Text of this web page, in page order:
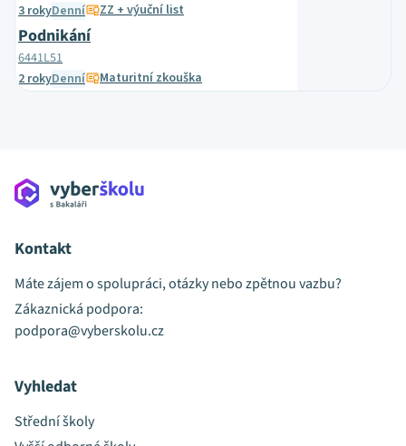
3 rokyDenní ZZ + výuční list
Podnikání
6441L51
2 rokyDenní Maturitní zkouška
Kontakt
Máte zájem o spolupráci, otázky nebo zpětnou vazbu?
Zákaznická podpora:
podpora@vyberskolu.cz
Vyhledat
Střední školy